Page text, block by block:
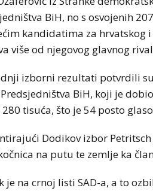
BiH, no s osvojenih
kandidatima za hrvatskog
više od njegovog glavnog
izborni rezultati potvrdili
BiH, koji je
280 tisuća, što je 54 posto
Dodikov izbor
na putu te zemlje ka
je na crnoj listi SAD-a, a to